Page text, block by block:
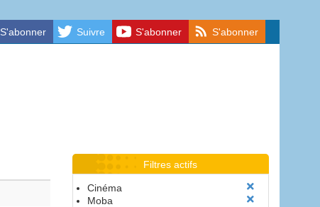
S'abonner Suivre S'abonner S'abonner
Filtres actifs
Cinéma
Moba